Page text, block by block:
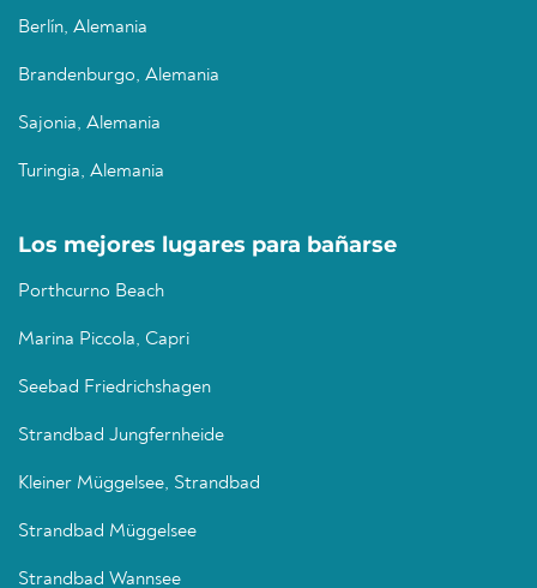
Berlín, Alemania
Brandenburgo, Alemania
Sajonia, Alemania
Turingia, Alemania
Los mejores lugares para bañarse
Porthcurno Beach
Marina Piccola, Capri
Seebad Friedrichshagen
Strandbad Jungfernheide
Kleiner Müggelsee, Strandbad
Strandbad Müggelsee
Strandbad Wannsee